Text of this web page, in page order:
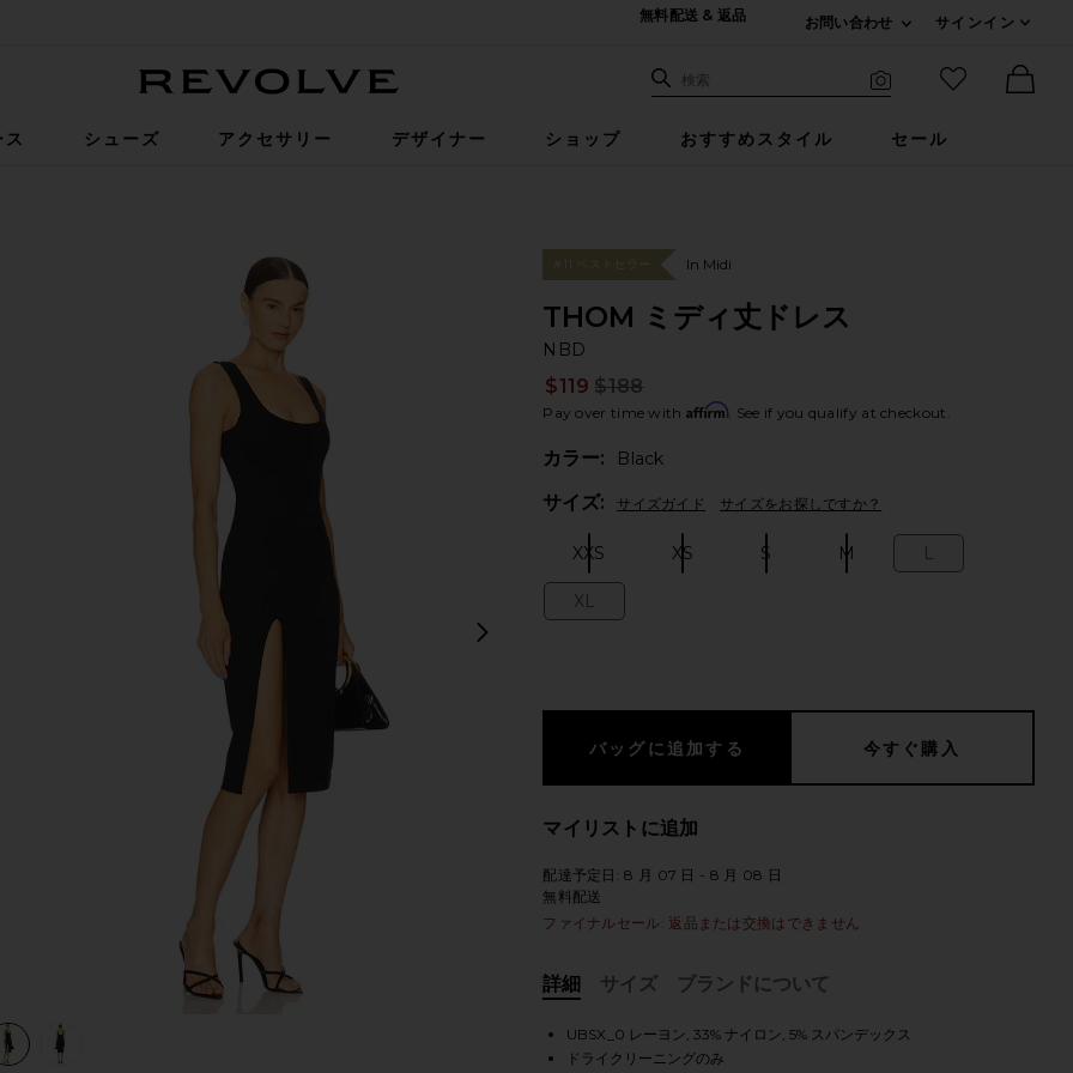
無料配送 & 返品
お問い合わせ
サインイン
サイト検索
検索
お気に入り
シューズ アクセサリー デザイナー ショップ おすすめスタイル セール
view 1 of 3 THOM ミディ丈ドレス in Black view 2 of 3 THOM ミディ丈ドレス in Black
#11 ベストセラー In Midi
THOM ミディ丈ドレス
NBD
$119 $188
Pay over time with Affirm. See if you qualify at checkout.
カラー:
Black
サイズ: サイズガイド サイズをお探しですか？
XXS XS S M L
XL
マイリストに追加
配達予定日: 8 月 07 日 - 8 月 08 日
無料配送
ファイナルセール: 返品または交換はできません
詳細
サイズ ブランドについて
UBSX_0 レーヨン, 33% ナイロン, 5% スパンデックス
ドライクリーニングのみ